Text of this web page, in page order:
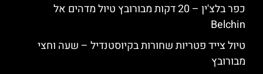
כפר בלצ'ין – 20 דקות מבורובץ טיול מדהים אל
Belchin
טיול צייד פטריות שחורות בקיוסטנדיל – שעה וחצי
מבורובץ